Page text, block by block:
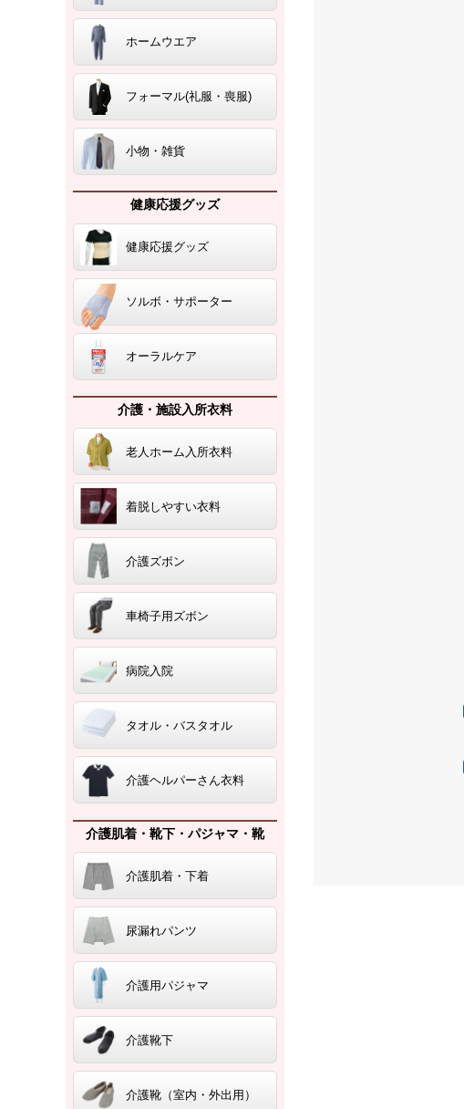
ホームウエア
フォーマル(礼服・喪服)
小物・雑貨
健康応援グッズ
健康応援グッズ
ソルボ・サポーター
オーラルケア
介護・施設入所衣料
老人ホーム入所衣料
着脱しやすい衣料
介護ズボン
車椅子用ズボン
病院入院
タオル・バスタオル
介護ヘルパーさん衣料
介護肌着・靴下・パジャマ・靴
介護肌着・下着
尿漏れパンツ
介護用パジャマ
介護靴下
介護靴（室内・外出用）